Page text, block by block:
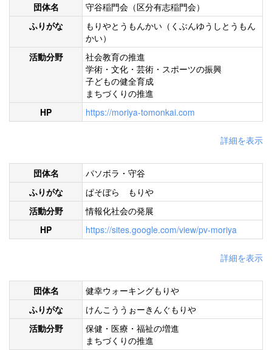
団体名
守谷稲門会（区分有志稲門会）
ふりがな
もりやとうもんかい（くぶんゆうしとうもん
かい）
活動分野
社会教育の推進
学術・文化・芸術・スポーツの振興
子どもの健全育成
まちづくりの推進
HP
https://moriya-tomonkai.com
詳細を表示
団体名
パソボラ・守谷
ふりがな
ぱそぼら もりや
活動分野
情報化社会の発展
HP
https://sites.google.com/view/pv-moriya
詳細を表示
団体名
健幸ウォーキングもりや
ふりがな
けんこううぉーきんぐもりや
活動分野
保健・医療・福祉の増進
まちづくりの推進